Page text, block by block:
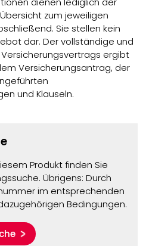
zum jeweiligen
Sie stellen kein
dar. Der vollständige und
ergibt
Versicherungsantrag, der
und Klauseln.
Produkt finden Sie
Übrigens: Durch
im entsprechenden
Bedingungen.